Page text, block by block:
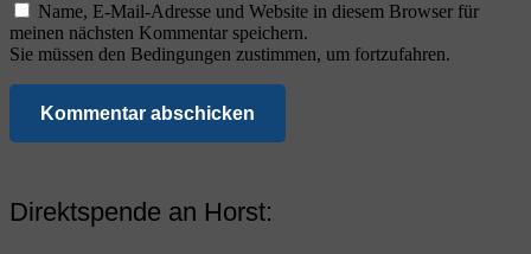
Name, E-Mail-Adresse und Website in diesem Browser für
meinen nächsten Kommentar speichern.
Sie müssen den Bedingungen zustimmen, um fortzufahren.
Kommentar abschicken
Direktspende an Horst: